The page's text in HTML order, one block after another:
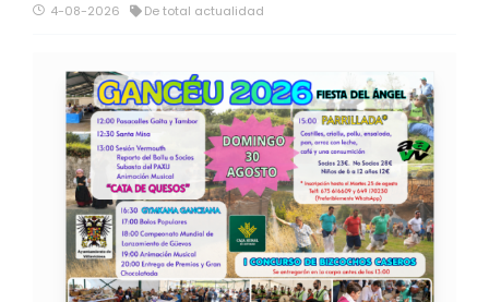
4-08-2026 De total actualidad